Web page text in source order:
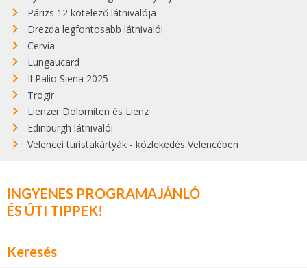
Párizs 12 kötelező látnivalója
Drezda legfontosabb látnivalói
Cervia
Lungaucard
Il Palio Siena 2025
Trogir
Lienzer Dolomiten és Lienz
Edinburgh látnivalói
Velencei turistakártyák - közlekedés Velencében
INGYENES PROGRAMAJÁNLÓ
ÉS ÚTI TIPPEK!
Keresés